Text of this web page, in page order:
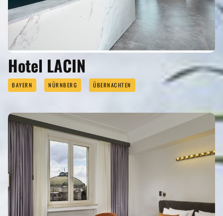
Hotel LACIN
BAYERN NÜRNBERG ÜBERNACHTEN